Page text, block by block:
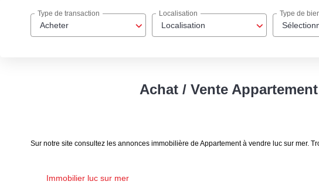
Acheter
Type de transaction
Localisation
Localisation Type de
Achat / Vente
Sur notre site consultez les annonces immobilière de Appartement à vendre luc sur mer.
Immobilier luc sur mer